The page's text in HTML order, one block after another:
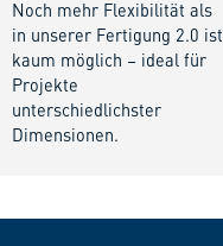
Noch mehr Flexibilität als
in unserer Fertigung 2.0 ist
kaum möglich – ideal für
Projekte
unterschiedlichster
Dimensionen.